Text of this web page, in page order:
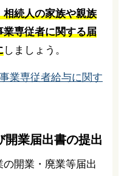
続人の家族や親族
専従者に関する届
しましょう。
業専従者給与に関す
開業届出書の提出
開業・廃業等届出